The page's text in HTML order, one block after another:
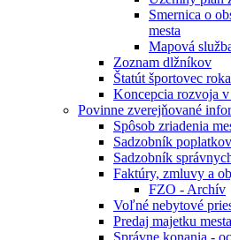
Smernica o
mesta
Mapová
Zoznam dlžníkov
Štatút športovec roka
Koncepcia rozvoja
Povinne zverejňované
Spôsob zriadenia
Sadzobník
Sadzobník
Faktúry, zmluvy a
FZO - Archív
Voľné nebytové
Predaj majetku mesta
Správne konania -